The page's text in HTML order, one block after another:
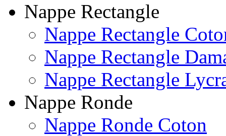
Nappe Rectangle
Nappe Rectangle
Nappe Rectangle
Nappe Rectangle
Nappe Ronde
Nappe Ronde Coton